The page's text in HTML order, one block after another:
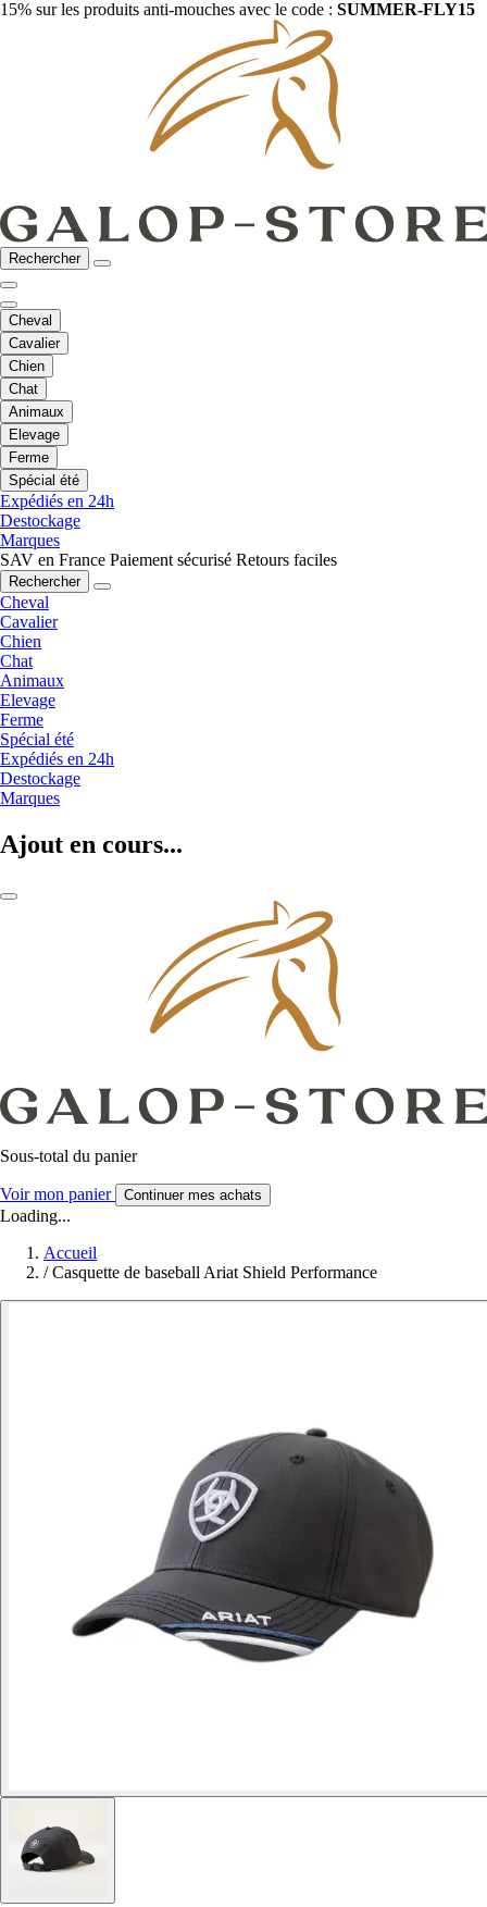
15% sur les produits anti-mouches avec le code : SUMMER-FLY15
Rechercher
Cheval
Cavalier
Chien
Chat
Animaux
Elevage
Ferme
Spécial été
Expédiés en 24h
Destockage
Marques
SAV en France Paiement sécurisé Retours faciles
Rechercher
Cheval
Cavalier
Chien
Chat
Animaux
Elevage
Ferme
Spécial été
Expédiés en 24h
Destockage
Marques
Ajout en cours...
Sous-total du panier
Voir mon panier Continuer mes achats
Loading...
Accueil
/ Casquette de baseball Ariat Shield Performance